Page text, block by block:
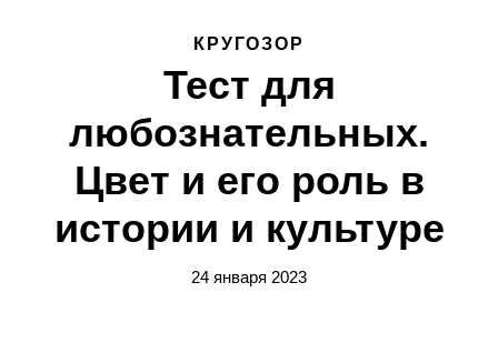
КРУГОЗОР
Тест для
любознательных.
Цвет и его роль в
истории и культуре
24 января 2023